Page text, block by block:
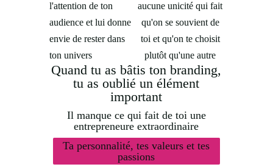
l'attention de ton
audience et lui donne
envie de rester dans
ton univers
aucune unicité qui fait
qu'on se souvient de
toi et qu'on te choisit
plutôt qu'une autre
Quand tu as bâtis ton branding,
tu as oublié un élément
important
Il manque ce qui fait de toi une
entrepreneure extraordinaire
Ta personnalité, tes valeurs et tes
passions